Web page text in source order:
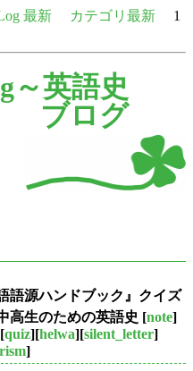
最新 カテゴリ最新 1
～英語史
ブログ
語源ハンドブック』クイズ
高生のための英語史 [note]
quiz][helwa][silent_letter]
]